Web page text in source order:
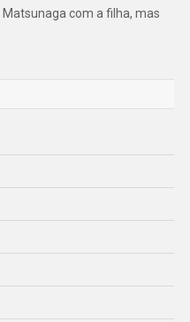
com a filha, mas